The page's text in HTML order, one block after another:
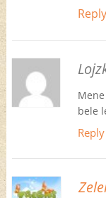
Reply
bele
Reply